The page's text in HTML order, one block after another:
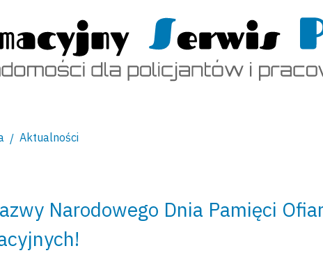
Aktualności
Narodowego Dnia Pamięci